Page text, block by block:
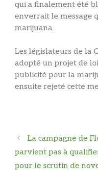
qui a finalement été
enverrait le message
marijuana.
Les législateurs de la
adopté un projet de
publicité pour la
ensuite rejeté cette
Navigation
des
articles
La campagne de
parvient pas à
pour le scrutin de